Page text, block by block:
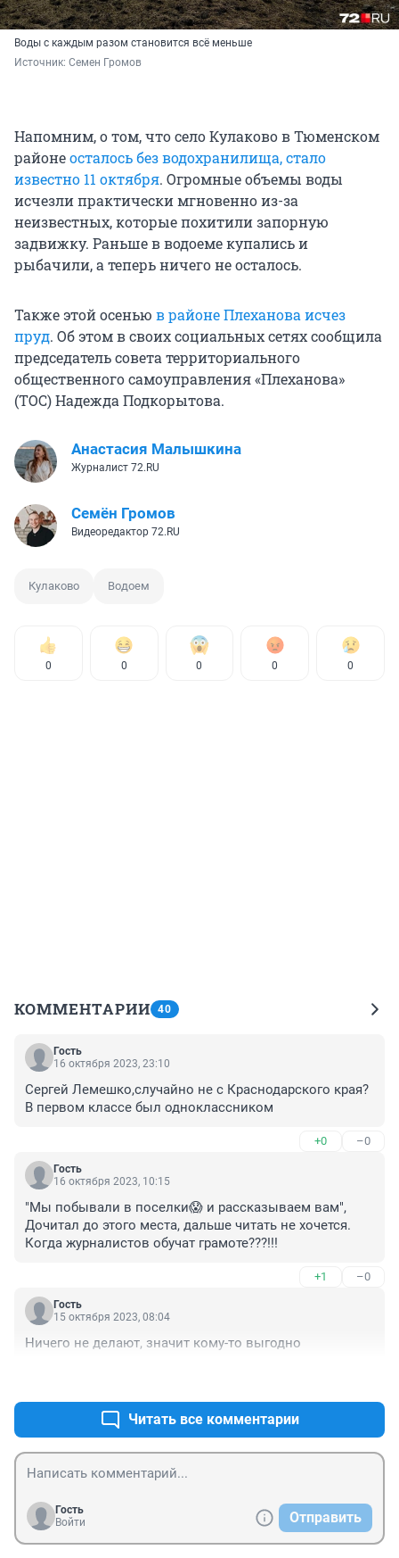
Воды с каждым разом становится всё меньше
Источник: Семен Громов
Напомним, о том, что село Кулаково в Тюменском
районеосталось без водохранилища, стало
известно 11 октября. Огромные объемы воды
исчезли практически мгновенно из-за
неизвестных, которые похитили запорную
задвижку. Раньше в водоеме купались и
рыбачили, а теперь ничего не осталось.
Также этой осенью в районе Плеханова исчез
пруд. Об этом в своих социальных сетях сообщила
председатель совета территориального
общественного самоуправления «Плеханова»
(ТОС) Надежда Подкорытова.
Анастасия Малышкина
Журналист 72.RU
Семён Громов
Видеоредактор 72.RU
Кулаково Водоем
0 0 0 0 0
КОММЕНТАРИИ 40
Гость
16 октября 2023, 23:10
Сергей Лемешко,случайно не с Краснодарского края?
В первом классе был одноклассником
+0 –0
Гость
16 октября 2023, 10:15
"Мы побывали в поселки😱 и рассказываем вам",
Дочитал до этого места, дальше читать не хочется.
Когда журналистов обучат грамоте???!!!
+1 –0
Гость
15 октября 2023, 08:04
Ничего не делают, значит кому-то выгодно
Читать все комментарии
Гость
Войти
Отправить